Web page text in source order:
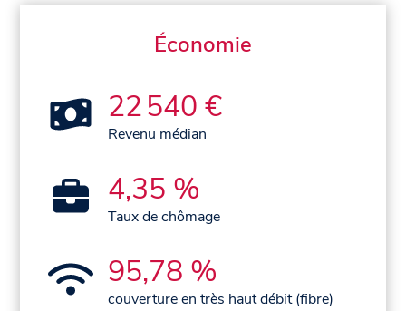
Économie
22 540 €
Revenu médian
4,35 %
Taux de chômage
95,78 %
couverture en très haut débit (fibre)